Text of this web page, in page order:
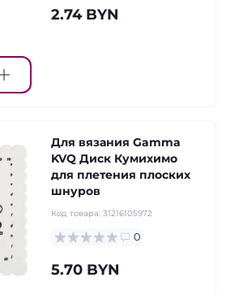
2.74 BYN
Для вязания Gamma
KVQ Диск Кумихимо
для плетения плоских
шнуров
Код товара: 31216105972
0
5.70 BYN